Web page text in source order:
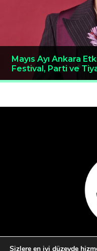
Mayıs Ayı Ankara
Festival, Parti ve
Sizlere en iyi düzeyde